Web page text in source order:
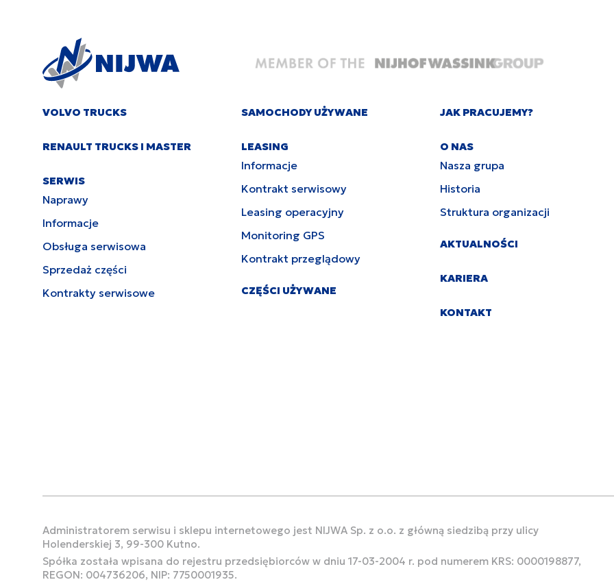
VOLVO TRUCKS
RENAULT TRUCKS I MASTER
SERWIS
Naprawy
Informacje
Obsługa serwisowa
Sprzedaż części
Kontrakty serwisowe
SAMOCHODY UŻYWANE
LEASING
Informacje
Kontrakt serwisowy
Leasing operacyjny
Monitoring GPS
Kontrakt przeglądowy
CZĘŚCI UŻYWANE
JAK PRACUJEMY?
O NAS
Nasza grupa
Historia
Struktura organizacji
AKTUALNOŚCI
KARIERA
KONTAKT
Administratorem serwisu i sklepu internetowego jest NIJWA Sp. z o.o. z główną siedzibą przy ulicy
Holenderskiej 3, 99-300 Kutno.
Spółka została wpisana do rejestru przedsiębiorców w dniu 17-03-2004 r. pod numerem KRS: 0000198877,
REGON: 004736206, NIP: 7750001935.